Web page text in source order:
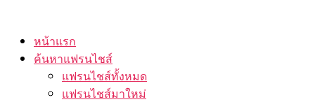
content
หน้าแรก
ค้นหาแฟรนไชส์
แฟรนไชส์ทั้งหมด
แฟรนไชส์มาใหม่